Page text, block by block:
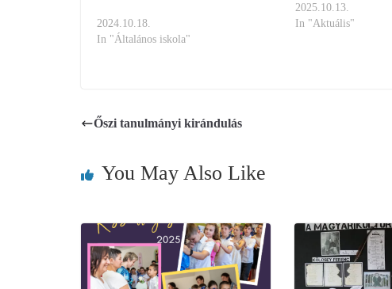
2024.10.18.
In "Általános iskola"
2025.10.13.
In "Aktuális"
Őszi tanulmányi kirándulás
You May Also Like